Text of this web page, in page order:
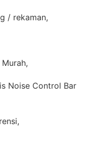
/ rekaman,
Noise Control Bar